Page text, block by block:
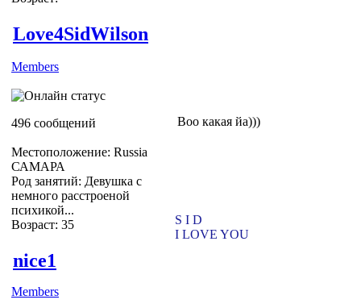
Love4SidWilson
Members
496 сообщений
Местоположение: Russia
САМАРА
Род занятий: Девушка с
немного расстроеной
психикой...
Возраст: 35
Воо какая йа)))
S I D
I LOVE YOU
nice1
Members